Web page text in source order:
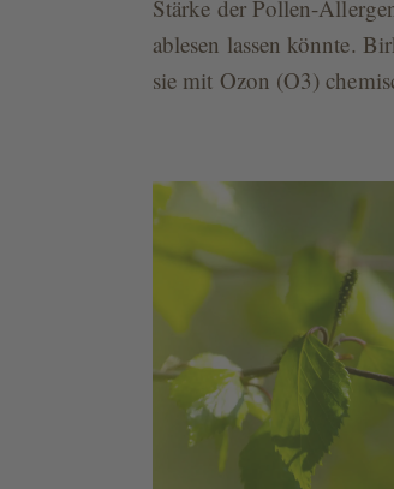
Stärke der Pollen-
ablesen lassen könnte.
sie mit Ozon (O3)